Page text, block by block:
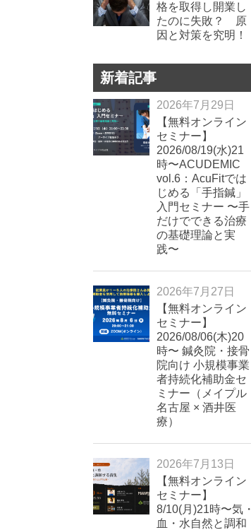
格を取得し開業し
たのに失敗？ 原
因と対策を究明！
新着記事
2026年7月29日
【無料オンライン
セミナー】
2026/08/19(水)21
時〜ACUDEMIC
vol.6：AcuFitでは
じめる「手指鍼」
入門セミナー 〜手
だけでできる治療
の基礎理論と実
践〜
2026年7月27日
【無料オンライン
セミナー】
2026/08/06(木)20
時〜 鍼灸院・接骨
院向け 小規模事業
者持続化補助金セ
ミナー（メイプル
名古屋 × 酒井医
療）
2026年7月13日
【無料オンライン
セミナー】
8/10(月)21時〜気・
血・水自然と調和